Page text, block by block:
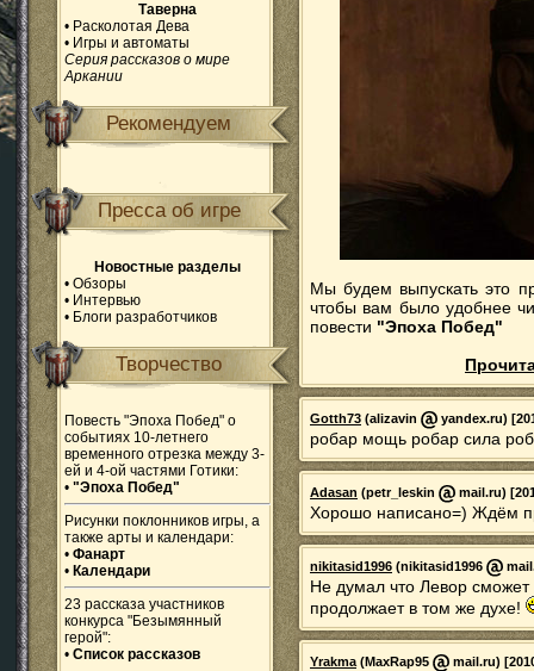
Таверна
• Расколотая Дева
• Игры и автоматы
Серия рассказов о мире
Аркании
Рекомендуем
Пресса об игре
Новостные разделы
• Обзоры
• Интервью
• Блоги разработчиков
Творчество
Повесть "Эпоха Побед" о
событиях 10-летнего
временного отрезка между 3-
ей и 4-ой частями Готики:
• "Эпоха Побед"
Рисунки поклонников игры, а
также арты и календари:
• Фанарт
• Календари
23 рассказа участников
конкурса "Безымянный
герой":
• Список рассказов
Мы будем выпускать это
чтобы вам было удобнее
повести "Эпоха Побед"
Gotth73 (alizavin yandex.ru)
робар мощь робар сила
Adasan (petr_leskin mail.ru)
Хорошо написано=) Ждём
nikitasid1996 (nikitasid1996
Не думал что Левор сможет
продолжает в том же духе!
Yrakma(MaxRap95 mail.ru)